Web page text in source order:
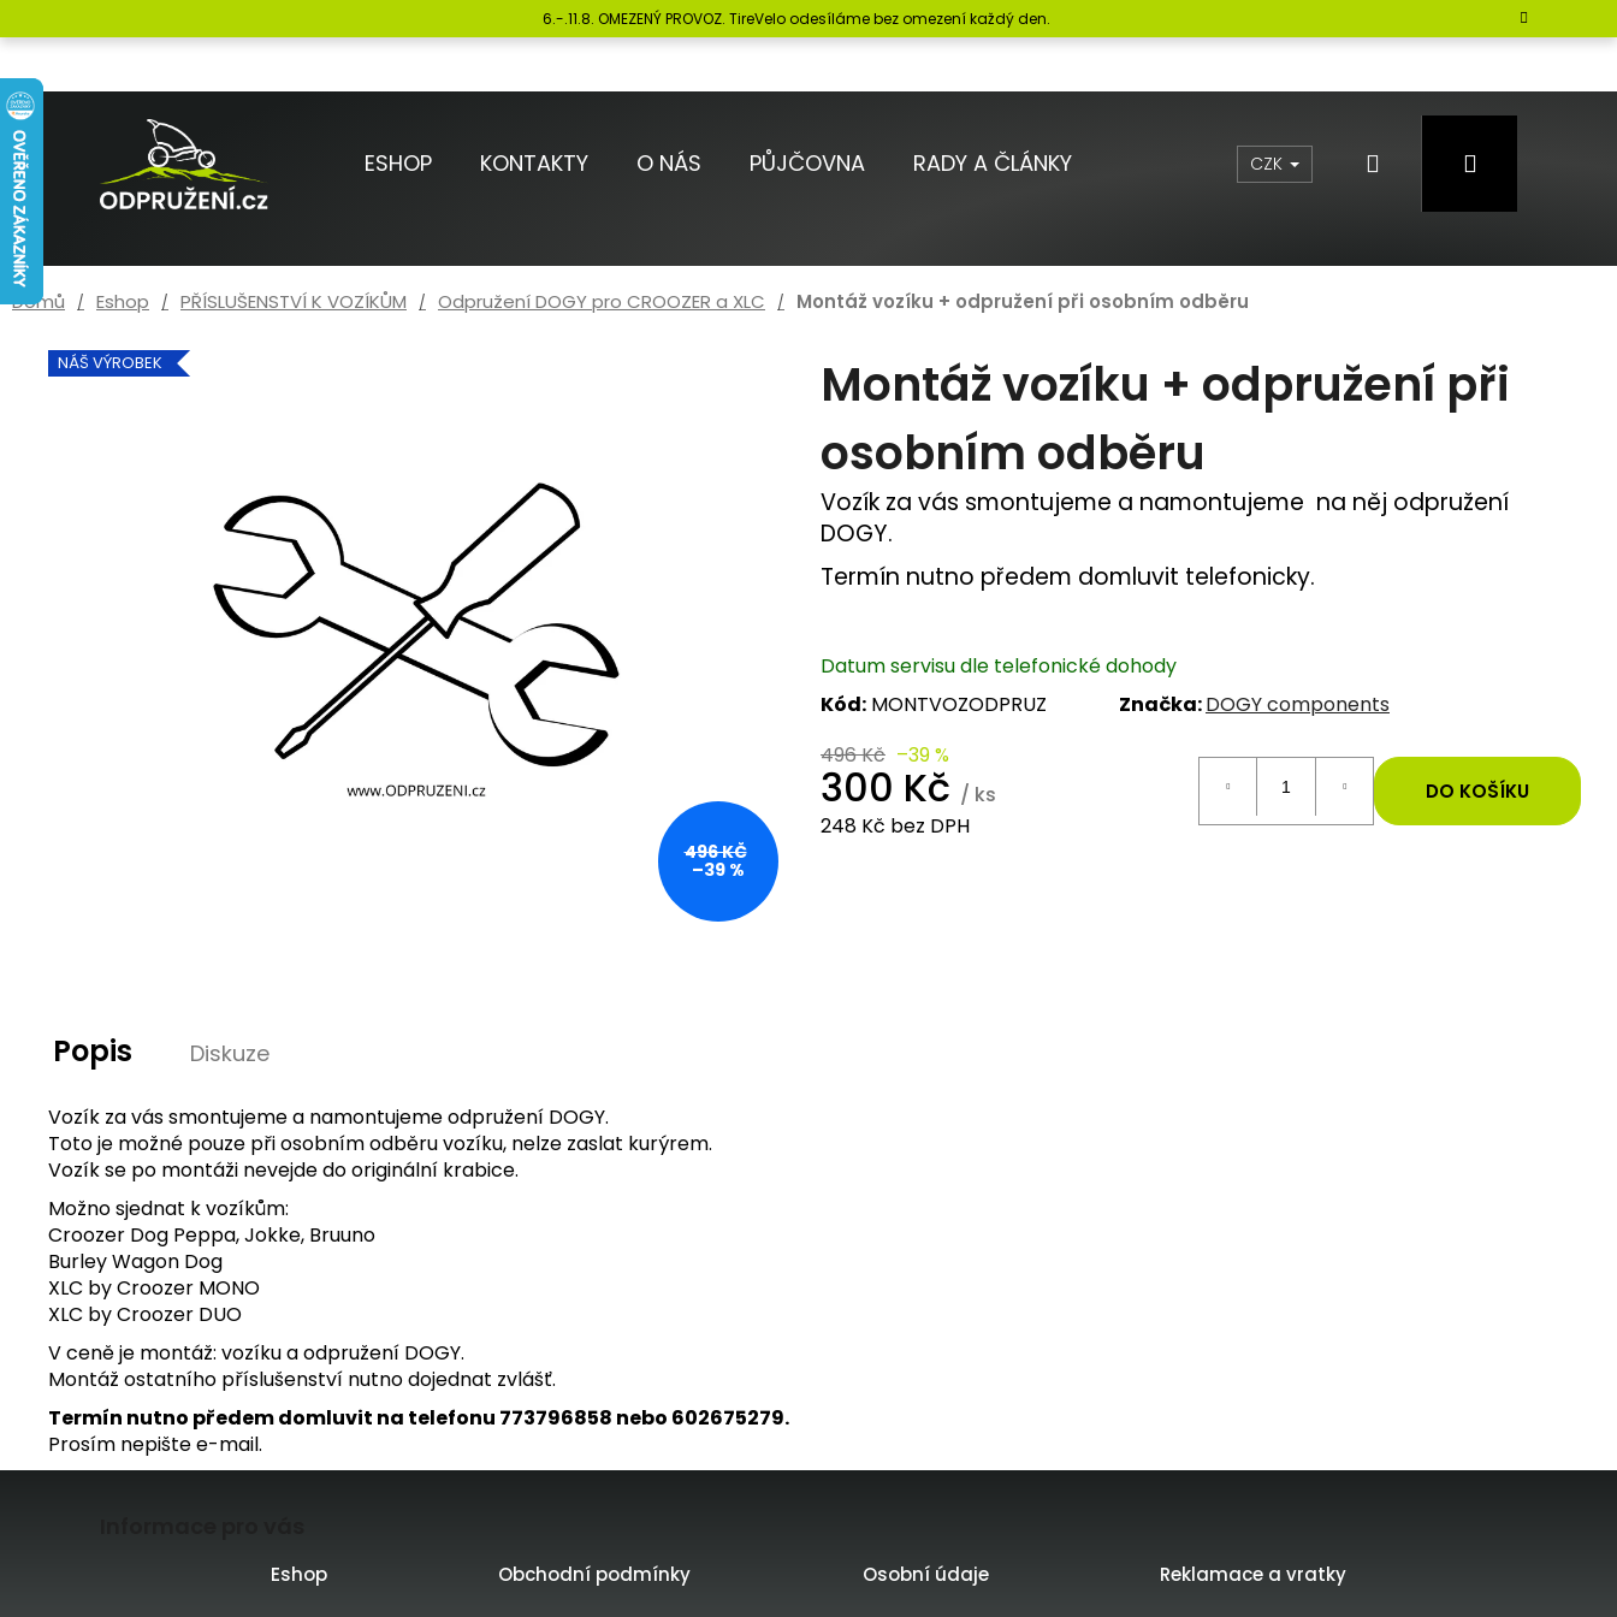
na
6.-.11.8. OMEZENÝ PROVOZ. TireVelo odesíláme bez omezení každý den.
ESHOP KONTAKTY O NÁS PŮJČOVNA RADY A ČLÁNKY CZK Přihlášení
Domů Eshop PŘÍSLUŠENSTVÍ K VOZÍKŮM Odpružení DOGY pro CROOZER a XLC Montáž vozíku + odpružení při osobním odběru
Montáž vozíku + odpružení při
osobním odběru
Vozík za vás smontujeme a namontujeme na něj odpružení
DOGY.
Termín nutno předem domluvit telefonicky.
Datum servisu dle telefonické dohody
Kód: MONTVOZODPRUZ Značka:DOGY components
496 Kč –39 %
300 Kč / ks
248 Kč bez DPH
DO KOŠÍKU
NÁŠ VÝROBEK
496 KČ
–39 %
Popis Diskuze
Vozík za vás smontujeme a namontujeme odpružení DOGY.
Toto je možné pouze při osobním odběru vozíku, nelze zaslat kurýrem.
Vozík se po montáži nevejde do originální krabice.
Možno sjednat k vozíkům:
Croozer Dog Peppa, Jokke, Bruuno
Burley Wagon Dog
XLC by Croozer MONO
XLC by Croozer DUO
V ceně je montáž: vozíku a odpružení DOGY.
Montáž ostatního příslušenství nutno dojednat zvlášť.
Termín nutno předem domluvit na telefonu 773796858 nebo 602675279.
Prosím nepište e-mail.
š
k
do
do
Eshop Obchodní podmínky Osobní údaje Reklamace a vratky